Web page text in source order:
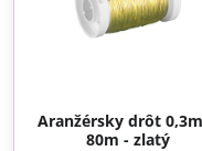
Aranžérsky drôt
80m - zlatý